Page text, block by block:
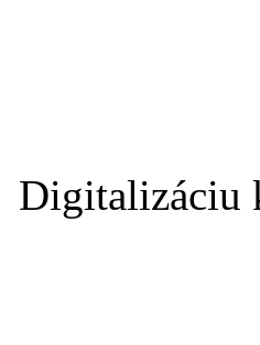
Digitalizáciu